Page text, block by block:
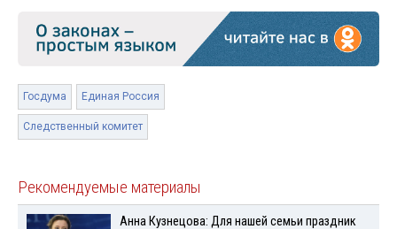
Госдума Единая Россия
Следственный комитет
Рекомендуемые материалы
Анна Кузнецова: Для нашей семьи праздник